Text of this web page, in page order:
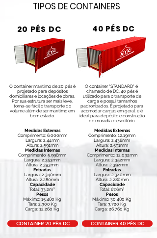
TIPOS DE CONTAINERS
20 PÉS DC
O container marítimo de 20 pés é
projetado para depósitos
domiciliares e locações de obras.
Por sua estrutura ser mais leve,
torna-se fácil o transporte do
volume além de ser marítimo em
bom estado.
Medidas Externas
Comprimento: 6.000mm
Largura: 2.44mm
Altura: 2.591mm
Medidas Internas
Comprimento: 5.998mm
Largura: 2.353mm
Altura: 2.393mm
Entradas
Largura: 2.340mm
Altura: 2.280mm
Capacidade
Total: 33.2m³
Pesos
Máximo: 15.480 Kg
Tara: 2,300 Kg
Carga: 12.260 Kg
40 PÉS DC
O container "STANDARD" é
chamado de DC, 40 pés é
utilizado para o transporte de
carga e possui tamanhos
padronizados. É projetado para
acomodar cargas em geral. e é
ideal para depósito e construção
de moradia e escritório.
Medidas Externas
Comprimento: 12.19mm
Largura: 2.438mm
Altura: 2.591mm
Medidas Internas
Comprimento: 12.032mm
Largura: 2.352mm
Altura: 2.392mm
Entradas
Largura: 2.340mm
Altura: 2.280mm
Capacidade
Total: 67.6m³
Pesos
Máximo: 30.480 Kg
Tara: 3.720 Kg
Carga: 26.760 Kg
CONTAINER 20 PÉS DC CONTAINER 40 PÉS DC